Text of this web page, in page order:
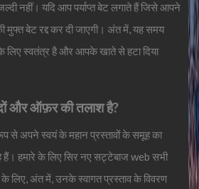
नहीं। यदि आप पर्याप्त बेट लगाते हैं जिसे आपने
मुफ्त बेट रद्द कर दी जाएगी। अंत में, यह समय
लिए स्वतंत्र है और आपके खाते से हटा दिया
और ऑफ़र की तलाश है?
से अपने स्वयं के महान प्रस्तावों के समूह का
हमारे के लिए सिरनए सट्टेबाजweb सभी
लिए, अंत में, उनके स्वागत प्रस्ताव के विवरण